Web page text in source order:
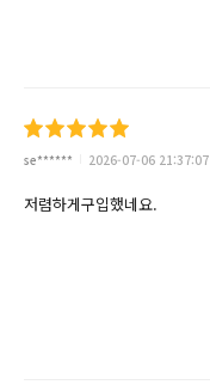
se****** 2026-07-06 21:37:07
저렴하게구입했네요.